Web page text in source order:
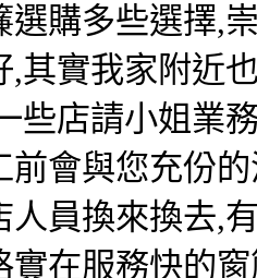
選購多些選擇,
,其實我家附近
些店請小姐業
前會與您充份
人員換來換去,
實在服務快的